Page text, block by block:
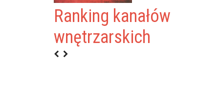
Ranking kanałów
wnętrzarskich